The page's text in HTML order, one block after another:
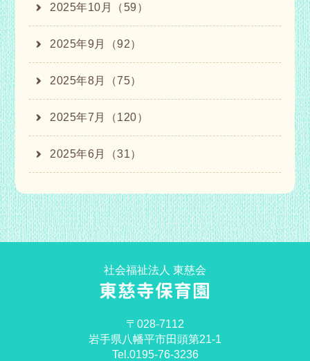
2025年10月（59）
2025年9月（92）
2025年8月（75）
2025年7月（120）
2025年6月（31）
社会福祉法人 東慈会
東慈寺保育園
〒028-7112
岩手県八幡平市田頭第21-1
Tel.0195-76-3236